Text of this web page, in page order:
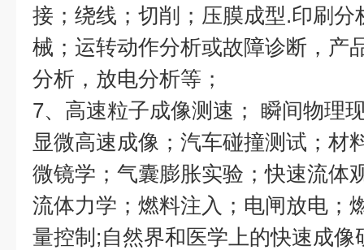
接；绕线；切削；压膜成型.印刷
械；运转动作分析或故障诊断，产
分析，放电分析等；
7、高速粒子成像测速； 瞬间物理
显微高速成像；汽车碰撞测试；材
微镜学；气囊膨胀实验；快速流体
流体力学；燃料注入；电闸放电；
量控制;自然界和医学上的快速成